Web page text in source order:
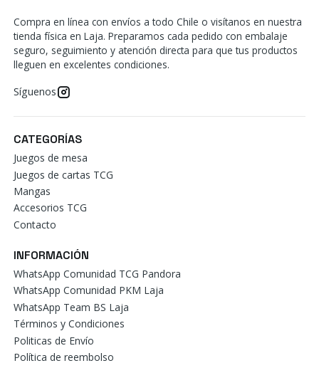
Compra en línea con envíos a todo Chile o visítanos en nuestra
tienda física en Laja. Preparamos cada pedido con embalaje
seguro, seguimiento y atención directa para que tus productos
lleguen en excelentes condiciones.
Síguenos
CATEGORÍAS
Juegos de mesa
Juegos de cartas TCG
Mangas
Accesorios TCG
Contacto
INFORMACIÓN
WhatsApp Comunidad TCG Pandora
WhatsApp Comunidad PKM Laja
WhatsApp Team BS Laja
Términos y Condiciones
Politicas de Envío
Política de reembolso